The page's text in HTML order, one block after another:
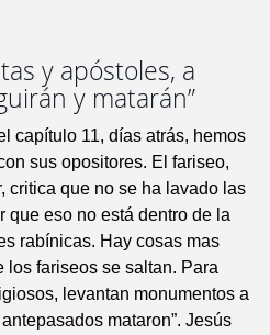
y apóstoles, a
y matarán”
capítulo 11, días atrás, hemos
sus opositores. El fariseo,
critica que no se ha lavado las
que eso no está dentro de la
rabínicas. Hay cosas mas
los fariseos se saltan. Para
levantan monumentos a
mataron”. Jesús